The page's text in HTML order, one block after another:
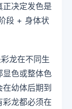
正决定发色是
段 + 身体状
龙在不同生
显色或整体色
幼体后期到
彩龙都必须在